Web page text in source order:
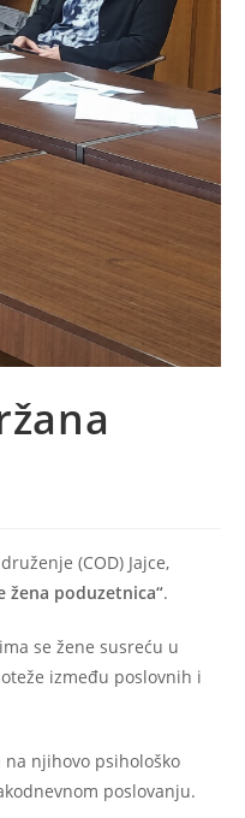
(COD) Jajce,
žena poduzetnica“.
se žene susreću u
između poslovnih i
njihovo psihološko
poslovanju.